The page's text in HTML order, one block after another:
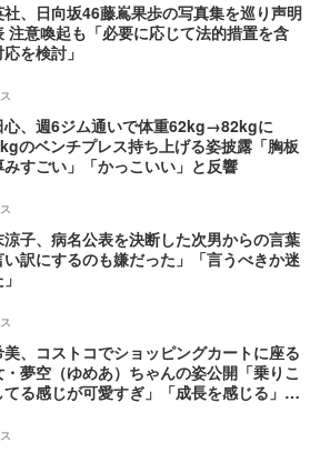
社、日向坂46藤嶌果歩の写真集を巡り声明
注意喚起も「必要に応じて法的措置を含
を検討」
心、週6ジム通いで体重62kg→82kgに
のベンチプレス持ち上げる姿披露「胸板
みすごい」「かっこいい」と反響
涼子、病名公表を決断した次男からの言葉
い訳にするのも嫌だった」「言うべきか迷
美、コストコでショッピングカートに座る
・夢空（ゆめあ）ちゃんの姿公開「乗りこ
てる感じが可愛すぎ」「成長を感じる」の